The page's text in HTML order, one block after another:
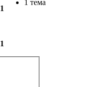
1 тема
1
1